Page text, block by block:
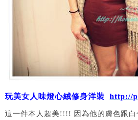
玩美女人味燈心絨修身洋裝 http://
這一件本人超美!!!! 因為他的膚色跟